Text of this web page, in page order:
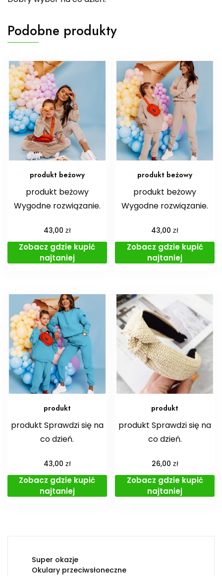
Podobne produkty
produkt beżowy
produkt beżowy
Wygodne rozwiązanie.
43,00 zł
Zobacz gdzie kupić
najtaniej
produkt beżowy
produkt beżowy
Wygodne rozwiązanie.
43,00zł
Zobacz gdzie kupić
najtaniej
produkt
produkt Sprawdzi się na
co dzień.
43,00 zł
Zobacz gdzie kupić
najtaniej
produkt
produkt Sprawdzi się na
co dzień.
26,00 zł
Zobacz gdzie kupić
najtaniej
Super okazje
Okulary przeciwsłoneczne